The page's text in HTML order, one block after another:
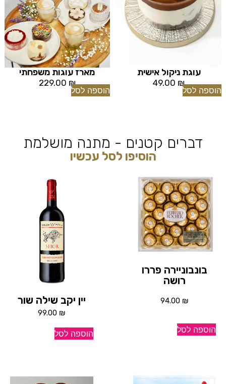
עוגת ניקול אישית
49.00 ₪
הוספה לסל
מארז עוגות משפחתי
229.00 ₪
הוספה לסל
דברים קטנים - מתנה מושלמת
הוסיפו לסל עכשיו
בונבוניירה פררו
רושה
94.00 ₪
הוספה לסל
יין יקב שילה שור
99.00 ₪
הוספה לסל